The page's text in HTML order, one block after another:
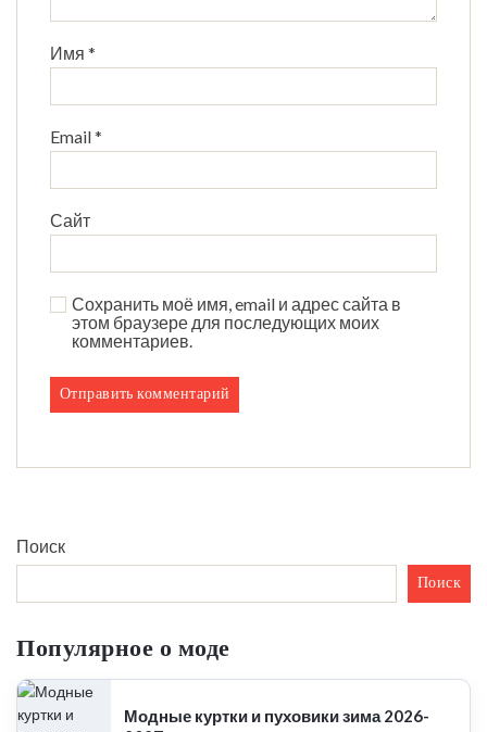
Имя *
Email*
Сайт
Сохранить моё имя, email и адрес сайта в
этом браузере для последующих моих
комментариев.
Поиск
Поиск
Популярное о моде
Модные куртки и пуховики зима 2026-